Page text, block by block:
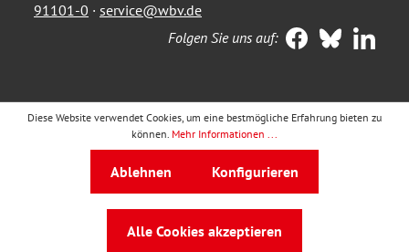
91101-0 · service@wbv.de
Folgen Sie uns auf:
Diese Website verwendet Cookies, um eine bestmögliche Erfahrung bieten zu
können. Mehr Informationen ...
Ablehnen Konfigurieren
Alle Cookies akzeptieren